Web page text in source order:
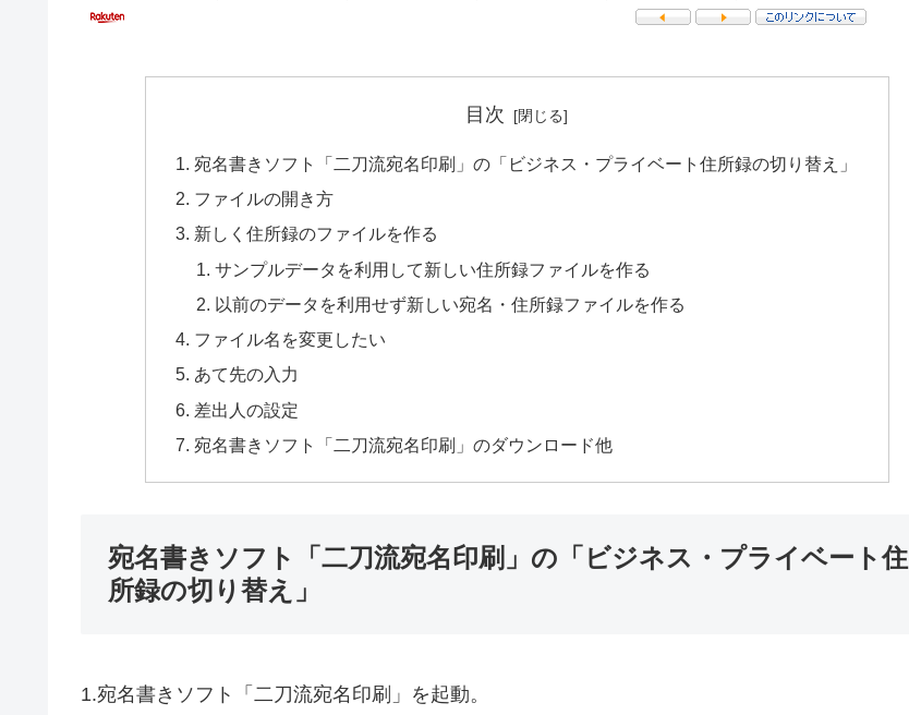
目次
宛名書きソフト「二刀流宛名印刷」の「ビジネス・プライベート住所録の切り替え」
ファイルの開き方
新しく住所録のファイルを作る
サンプルデータを利用して新しい住所録ファイルを作る
以前のデータを利用せず新しい宛名・住所録ファイルを作る
ファイル名を変更したい
あて先の入力
差出人の設定
宛名書きソフト「二刀流宛名印刷」のダウンロード他
宛名書きソフト「二刀流宛名印刷」の「ビジネス・プライベート住
所録の切り替え」
1.宛名書きソフト「二刀流宛名印刷」を起動。